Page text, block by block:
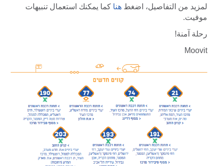
لمزيد من التفاصيل، اضغط هنا كما يمكنك استعمال تنبيهات
موفيت.
رحلة آمنة!
Moovit